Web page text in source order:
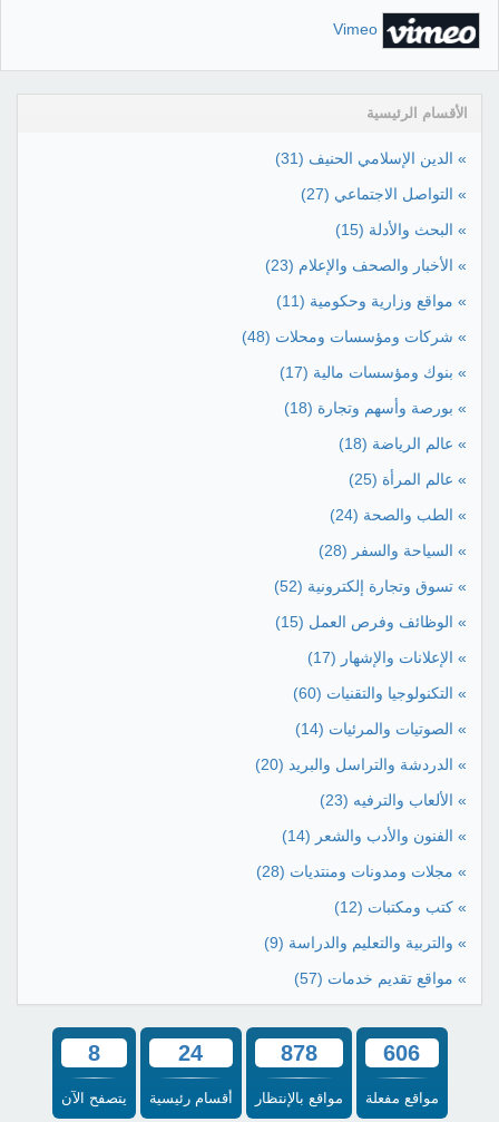
Vimeo
الأقسام الرئيسية
» الدين الإسلامي الحنيف (31)
» التواصل الاجتماعي (27)
» البحث والأدلة (15)
» الأخبار والصحف والإعلام (23)
» مواقع وزارية وحكومية (11)
» شركات ومؤسسات ومحلات (48)
» بنوك ومؤسسات مالية (17)
» بورصة وأسهم وتجارة (18)
» عالم الرياضة (18)
» عالم المرأة (25)
» الطب والصحة (24)
» السياحة والسفر (28)
» تسوق وتجارة إلكترونية (52)
» الوظائف وفرص العمل (15)
» الإعلانات والإشهار (17)
» التكنولوجيا والتقنيات (60)
» الصوتيات والمرئيات (14)
» الدردشة والتراسل والبريد (20)
» الألعاب والترفيه (23)
» الفنون والأدب والشعر (14)
» مجلات ومدونات ومنتديات (28)
» كتب ومكتبات (12)
» والتربية والتعليم والدراسة (9)
» مواقع تقديم خدمات (57)
606
مواقع مفعلة
878
مواقع بالإنتظار
24
أقسام رئيسية
8
يتصفح الآن